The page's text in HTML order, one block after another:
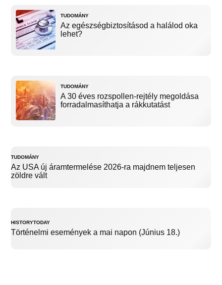
TUDOMÁNY
Az egészségbiztosításod a halálod oka
lehet?
TUDOMÁNY
A 30 éves rozspollen-rejtély megoldása
forradalmasíthatja a rákkutatást
TUDOMÁNY
Az USA új áramtermelése 2026-ra majdnem teljesen
zöldre vált
HISTORYTODAY
Történelmi események a mai napon (Június 18.)